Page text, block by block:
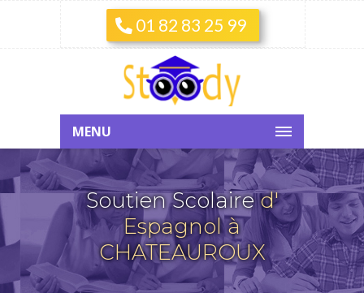
01 82 83 25 99
MENU
Soutien Scolaired'
Espagnol à
CHATEAUROUX